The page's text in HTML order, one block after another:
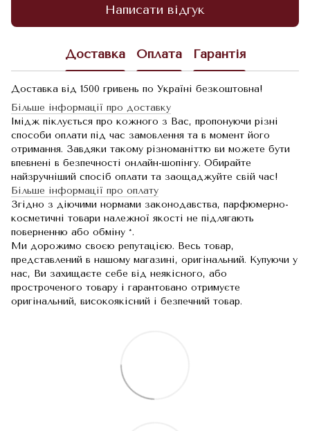
Написати відгук
Доставка Оплата Гарантія
Доставка від 1500 гривень по Україні безкоштовна!
Більше інформації про доставку
Імідж піклується про кожного з Вас, пропонуючи різні
способи оплати під час замовлення та в момент його
отримання. Завдяки такому різноманіттю ви можете бути
впевнені в безпечності онлайн-шопінгу. Обирайте
найзручніший спосіб оплати та заощаджуйте свій час!
Більше інформації про оплату
Згідно з діючими нормами законодавства, парфюмерно-
косметичні товари належної якості не підлягають
поверненню або обміну *.
Ми дорожимо своєю репутацією. Весь товар,
представлений в нашому магазині, оригінальний. Купуючи у
нас, Ви захищаєте себе від неякісного, або
простроченого товару і гарантовано отримуєте
оригінальний, високоякісний і безпечний товар.